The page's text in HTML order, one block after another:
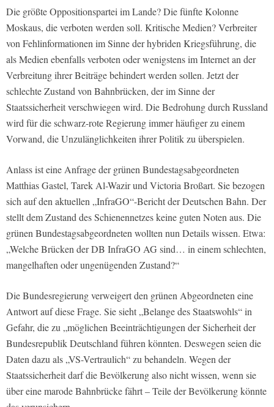
Die größte Oppositionspartei im Lande? Die fünfte Kolonne
Moskaus, die verboten werden soll. Kritische Medien? Verbreiter
von Fehlinformationen im Sinne der hybriden Kriegsführung, die
als Medien ebenfalls verboten oder wenigstens im Internet an der
Verbreitung ihrer Beiträge behindert werden sollen. Jetzt der
schlechte Zustand von Bahnbrücken, der im Sinne der
Staatssicherheit verschwiegen wird. Die Bedrohung durch Russland
wird für die schwarz-rote Regierung immer häufiger zu einem
Vorwand, die Unzulänglichkeiten ihrer Politik zu überspielen.
Anlass ist eine Anfrage der grünen Bundestagsabgeordneten
Matthias Gastel, Tarek Al-Wazir und Victoria Broßart. Sie bezogen
sich auf den aktuellen „InfraGO“-Bericht der Deutschen Bahn. Der
stellt dem Zustand des Schienennetzes keine guten Noten aus. Die
grünen Bundestagsabgeordneten wollten nun Details wissen. Etwa:
„Welche Brücken der DB InfraGO AG sind… in einem schlechten,
mangelhaften oder ungenügenden Zustand?“
Die Bundesregierung verweigert den grünen Abgeordneten eine
Antwort auf diese Frage. Sie sieht „Belange des Staatswohls“ in
Gefahr, die zu „möglichen Beeinträchtigungen der Sicherheit der
Bundesrepublik Deutschland führen könnten. Deswegen seien die
Daten dazu als „VS-Vertraulich“ zu behandeln. Wegen der
Staatssicherheit darf die Bevölkerung also nicht wissen, wenn sie
über eine marode Bahnbrücke fährt – Teile der Bevölkerung könnte